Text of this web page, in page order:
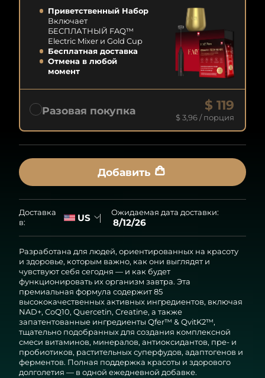
Приветственный Набор
Включает
БЕСПЛАТНЫЙ FAQ™
Electric Mixer и Gold Cup
Бесплатная доставка
Отмена в любой
момент
Разовая покупка $ 119
$ 3,96/ порция
Добавить
Доставка
в:
US Ожидаемая дата доставки:
8/12/26
Разработана для людей, ориентированных на красоту
и здоровье, которым важно, как они выглядят и
чувствуют себя сегодня — и как будет
функционировать их организм завтра. Эта
премиальная формула содержит 85
высококачественных активных ингредиентов, включая
NAD+, CoQ10, Quercetin, Creatine, а также
запатентованные ингредиенты Qfer™ & QvitK2™,
тщательно подобранных для создания комплексной
смеси витаминов, минералов, антиоксидантов, пре- и
пробиотиков, растительных суперфудов, адаптогенов и
ферментов. Полная поддержка красоты и здорового
долголетия — в одной ежедневной добавке.